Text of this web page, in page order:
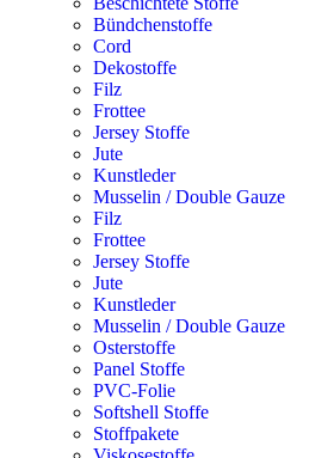
Bündchenstoffe
Cord
Dekostoffe
Filz
Frottee
Jersey Stoffe
Jute
Kunstleder
Musselin / Double Gauze
Filz
Frottee
Jersey Stoffe
Jute
Kunstleder
Musselin / Double Gauze
Osterstoffe
Panel Stoffe
PVC-Folie
Softshell Stoffe
Stoffpakete